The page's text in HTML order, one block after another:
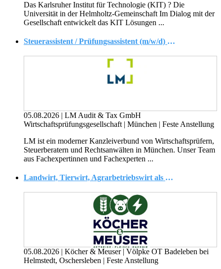
Das Karlsruher Institut für Technologie (KIT) ? Die
Universität in der Helmholtz-Gemeinschaft Im Dialog mit der
Gesellschaft entwickelt das KIT Lösungen ...
Steuerassistent / Prüfungsassistent (m/w/d) ? Betriebswirt, (Diplom-)Finanzwirt, o. ä. - Schwerpunkt Erstellung von Steuererklärungen & Jahresabschlüssen
05.08.2026 | LM Audit & Tax GmbH
Wirtschaftsprüfungsgesellschaft | München | Feste Anstellung
LM ist ein moderner Kanzleiverbund von Wirtschaftsprüfern,
Steuerberatern und Rechtsanwälten in München. Unser Team
aus Fachexpertinnen und Fachexperten ...
Landwirt, Tierwirt, Agrarbetriebswirt als Teamleitung in der Schweinemast (m/w/d)
05.08.2026 | Köcher & Meuser | Völpke OT Badeleben bei
Helmstedt, Oschersleben | Feste Anstellung